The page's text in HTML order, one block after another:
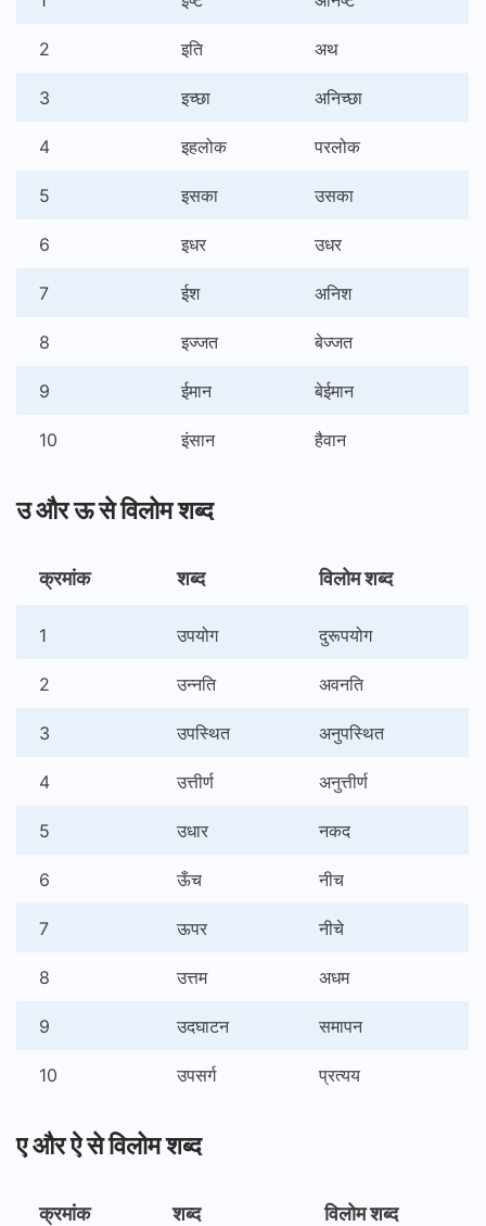
2 इति अथ
3 इच्छा अनिच्छा
4 इहलोक परलोक
5 इसका उसका
6 इधर उधर
7 ईश अनिश
8 इज्जत बेज्जत
9 ईमान बेईमान
10 इंसान हैवान
उ और ऊ से विलोम शब्द
क्रमांक शब्द विलोम शब्द
1 उपयोग दुरूपयोग
2 उन्नति अवनति
3 उपस्थित अनुपस्थित
4 उत्तीर्ण अनुत्तीर्ण
5 उधार नकद
6 ऊँच नीच
7 ऊपर नीचे
8 उत्तम अधम
9 उदघाटन समापन
10 उपसर्ग प्रत्यय
ए और ऐ से विलोम शब्द
क्रमांक शब्द विलोम शब्द